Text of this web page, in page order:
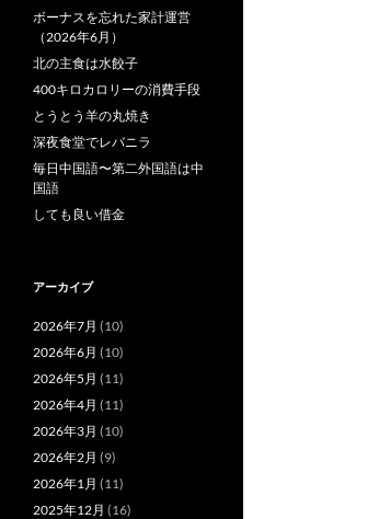
ボーナスを忘れた家計運営
（2026年6月）
北の主食は水餃子
400キロカロリーの消費手段
とうとう羊の丸焼き
深夜食堂でレバニラ
毎日中国語〜第二外国語は中
国語
しても良い借金
アーカイブ
2026年7月 (10)
2026年6月 (10)
2026年5月 (11)
2026年4月 (11)
2026年3月 (10)
2026年2月 (9)
2026年1月 (11)
2025年12月 (16)